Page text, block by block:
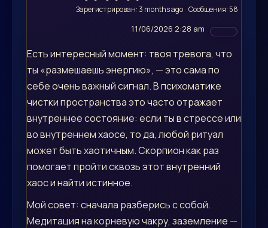
Зарегистрирован: 3 months ago Сообщения: 58
11/06/2026 2:28 am
Есть интересный момент: твоя тревога, что
ты «размешаешь энергию», — это сама по
себе очень важный сигнал. В психоматике
чистки пространства это часто отражает
внутреннее состояние: если ты в стрессе или
во внутреннем хаосе, то да, любой ритуал
может быть хаотичным. Скорпион как раз
помогает пройти сквозь этот внутренний
хаос и найти истинное.
Мой совет: сначала разберись с собой.
Медитация на корневую чакру, заземление —